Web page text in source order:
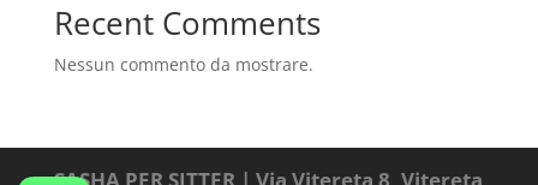
Recent Comments
Nessun commento da mostrare.